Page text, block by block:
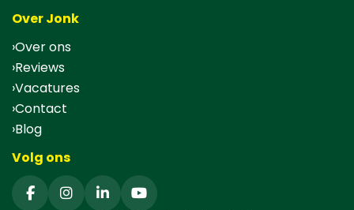
Over Jonk
Over ons
Reviews
Vacatures
Contact
Blog
Volg ons